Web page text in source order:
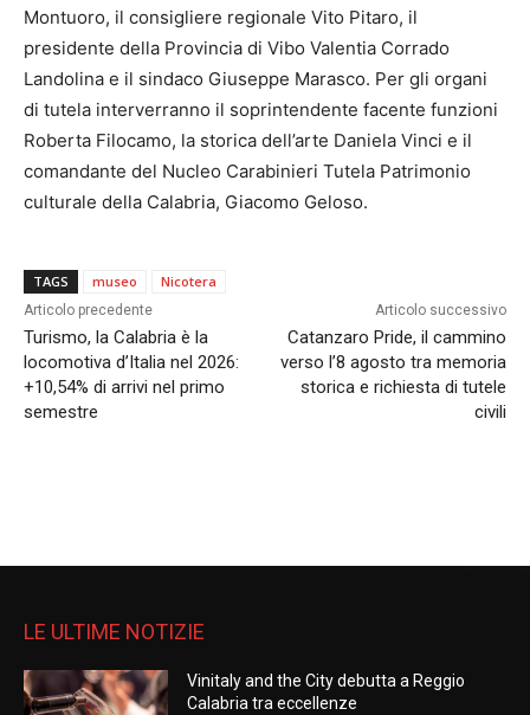
Montuoro, il consigliere regionale Vito Pitaro, il
presidente della Provincia di Vibo Valentia Corrado
Landolina e il sindaco Giuseppe Marasco. Per gli organi
di tutela interverranno il soprintendente facente funzioni
Roberta Filocamo, la storica dell’arte Daniela Vinci e il
comandante del Nucleo Carabinieri Tutela Patrimonio
culturale della Calabria, Giacomo Geloso.
TAGS museo Nicotera
Articolo precedente
Turismo, la Calabria è la
locomotiva d’Italia nel 2026:
+10,54% di arrivi nel primo
semestre
Articolo successivo
Catanzaro Pride, il cammino
verso l’8 agosto tra memoria
storica e richiesta di tutele
civili
LE ULTIME NOTIZIE
Vinitaly and the City debutta a Reggio
Calabria tra eccellenze